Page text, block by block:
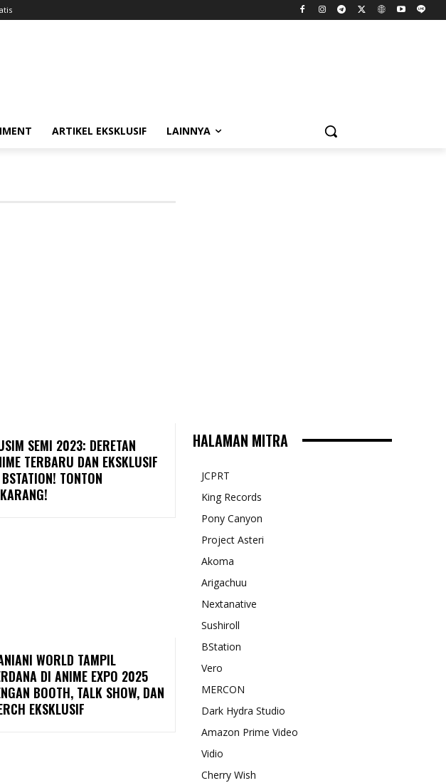
ARTIKEL EKSKLUSIF LAINNYA
SEMI 2023: DERETAN
TERBARU DAN EKSKLUSIF
TONTON
WORLD TAMPIL
DI ANIME EXPO 2025
BOOTH, TALK SHOW, DAN
EKSKLUSIF
HALAMAN MITRA
JCPRT
King Records
Pony Canyon
Project Asteri
Akoma
Arigachuu
Nextanative
Sushiroll
BStation
Vero
MERCON
Dark Hydra Studio
Amazon Prime Video
Vidio
Cherry Wish